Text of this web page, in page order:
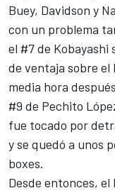
Buey, Davidson y
con un problema
el #7 de Kobayashi
de ventaja sobre el
media hora
#9 de Pechito
fue tocado por
y se quedó a unos
boxes.
Desde entonces,